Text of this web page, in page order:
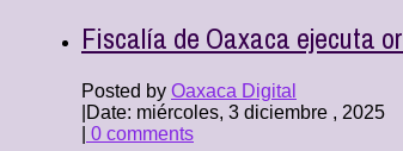
Fiscalía de Oaxaca ejecuta
Posted by Oaxaca Digital
Date: miércoles, 3 diciembre , 2025
0 comments